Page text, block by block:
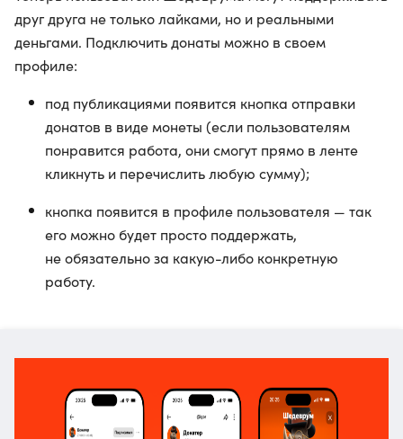
друг друга не только лайками, но и реальными
деньгами. Подключить донаты можно в своем
профиле:
под публикациями появится кнопка отправки
донатов в виде монеты (если пользователям
понравится работа, они смогут прямо в ленте
кликнуть и перечислить любую сумму);
кнопка появится в профиле пользователя — так
его можно будет просто поддержать,
не обязательно за какую-либо конкретную
работу.